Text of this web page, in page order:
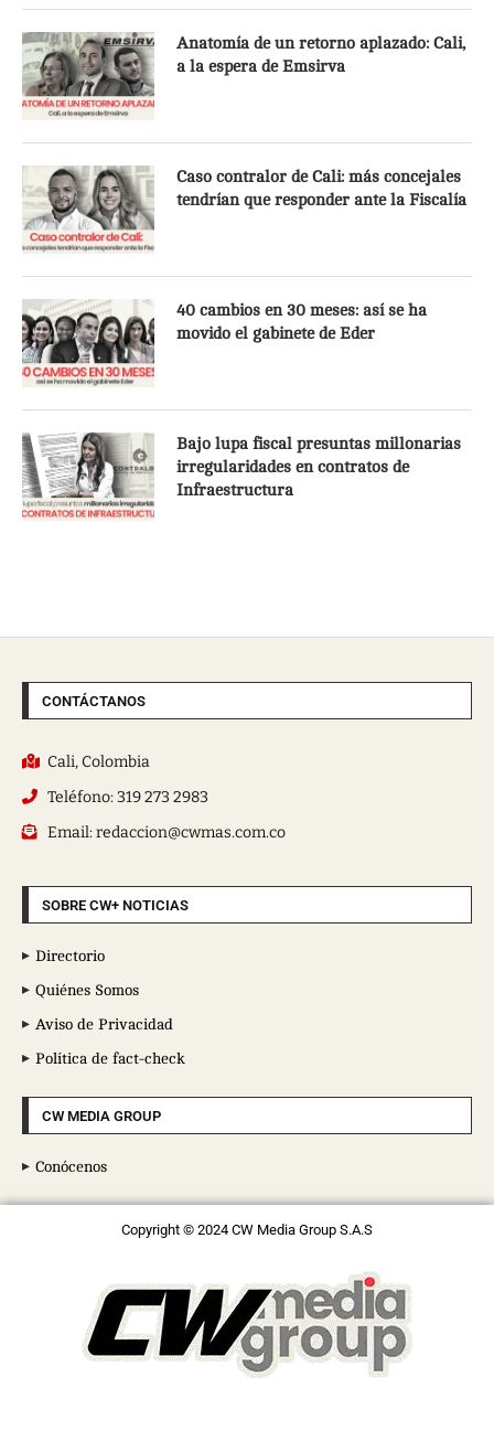
Anatomía de un retorno aplazado: Cali,
a la espera de Emsirva
Caso contralor de Cali: más concejales
tendrían que responder ante la Fiscalía
40 cambios en 30 meses: así se ha
movido el gabinete de Eder
Bajo lupa fiscal presuntas millonarias
irregularidades en contratos de
Infraestructura
CONTÁCTANOS
Cali, Colombia
Teléfono: 319 273 2983
Email: redaccion@cwmas.com.co
SOBRE CW+ NOTICIAS
Directorio
Quiénes Somos
Aviso de Privacidad
Política de fact-check
CW MEDIA GROUP
Conócenos
Copyright © 2024 CW Media Group S.A.S